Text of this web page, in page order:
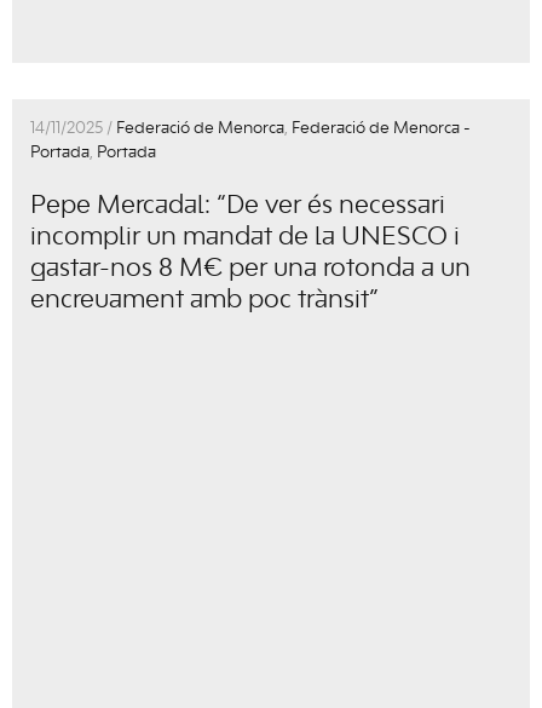
14/11/2025 / Federació de Menorca, Federació de Menorca -
Portada, Portada
Pepe Mercadal: “De ver és necessari
incomplir un mandat de la UNESCO i
gastar-nos 8 M€ per una rotonda a un
encreuament amb poc trànsit”